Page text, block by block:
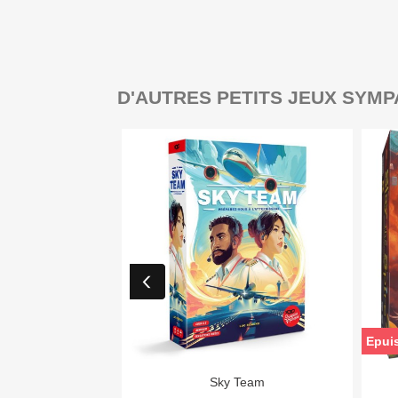
D'AUTRES PETITS JEUX
Aperçu rapide
Sky Team